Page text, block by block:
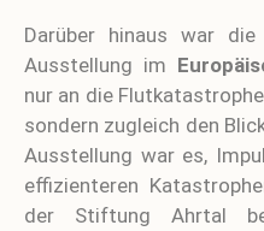
Darüber hinaus war
Ausstellung im
nur an die
sondern zugleich den
Ausstellung war es,
effizienteren
der Stiftung Ahrtal